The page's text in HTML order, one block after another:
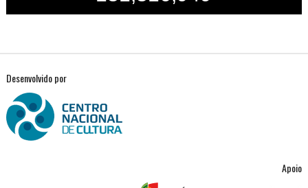
Desenvolvido por
Apoio